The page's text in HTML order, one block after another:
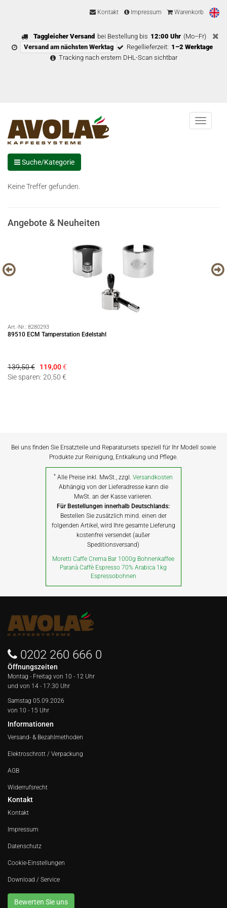
Kontakt Impressum Warenkorb
Taggleicher Versand bei Bestellung bis 12:00 Uhr (Mo–Fr)
Versand am nächsten Werktag
Regellieferzeit: 1–2 Werktage
Tracking nach erstem DHL-Scan sichtbar
Menu
Suche/Kategorie
Keine Treffer gefunden.
Angebote & Neuheiten
Art.-Nr.: 8280293
89510 ECM Tamperstation Edelstahl
139,50 € 119,00€
Sie sparen: 20,50 €
Bei uns finden Sie Ersatzteile und Reparatursets speziell für Ihr Modell sowie
Produkte zur Reinigung, Entkalkung und Pflege.
* Alle Preise inkl. MwSt., zzgl.Versandkosten
Abhängig von der Lieferadresse kann die
MwSt. an der Kasse variieren.
Für Bestellungen innerhalb Deutschlands:
Bestellen Sie zusätzlich mind. einen der
folgenden Artikel, wird Ihre gesamte Lieferung
kostenfrei versendet (außer
Speditionsversand)
Moretti Caffe Crema Bar 1000g Bohnenkaffee
Paranà Caffè Espresso 70% Arabica 1kg
Espressobohnen
0202 260 666 0
Öffnungszeiten
Montag - Freitag von 10 - 12 Uhr
und von 14 - 17:30 Uhr
Samstag 05.09.2026
von 10 - 15 Uhr
Informationen
Versand- & Bezahlmethoden
Elektroschrott / Verpackung
AGB
Widerrufsrecht
Kontakt
Kontakt
Impressum
Datenschutz
Cookie-Einstellungen
Download / Service
Bewerten Sie uns